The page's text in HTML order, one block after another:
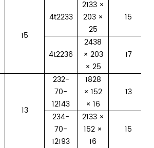
15
4t2233
2133 ×
203 ×
25
15
4t2236
2438
× 203
× 25
17
13
232-
70-
12143
1828
× 152
× 16
13
234-
70-
12193
2133 ×
152 ×
16
15